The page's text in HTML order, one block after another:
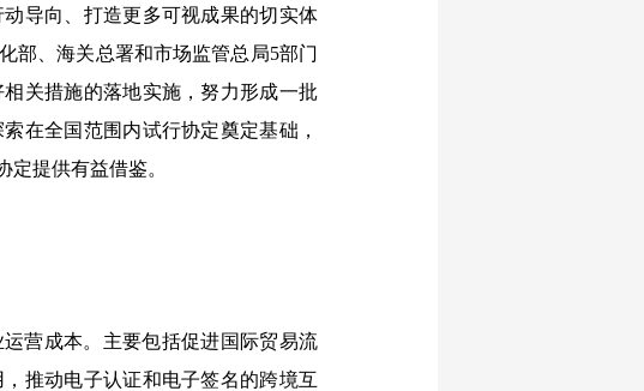
导向、打造更多可视成果的切实体
部、海关总署和市场监管总局5部门
关措施的落地实施，努力形成一批
在全国范围内试行协定奠定基础，
提供有益借鉴。
营成本。主要包括促进国际贸易流
推动电子认证和电子签名的跨境互